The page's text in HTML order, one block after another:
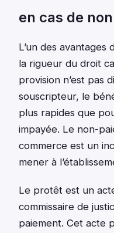
en cas de
L’un des
la rigueur du droit
provision n’est pas
souscripteur, le
plus rapides que
impayée. Le non-
commerce est un
mener à
Le protêt est un
commissaire de
paiement. Cet acte